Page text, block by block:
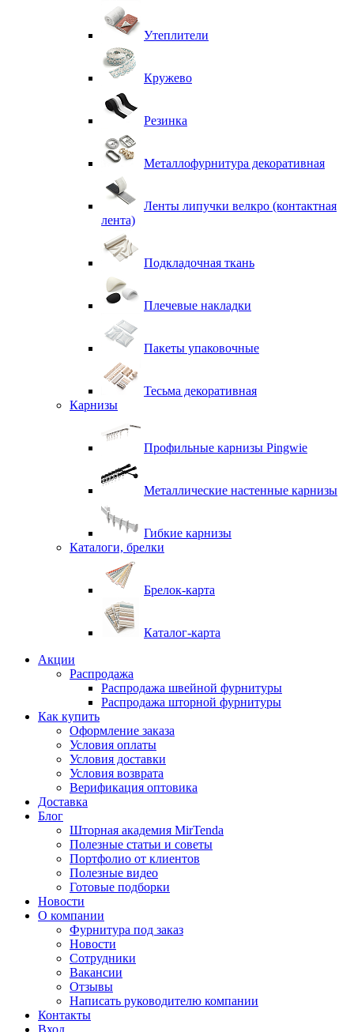
Утеплители
Кружево
Резинка
Металлофурнитура декоративная
Ленты липучки велкро (контактная
лента)
Подкладочная ткань
Плечевые накладки
Пакеты упаковочные
Тесьма декоративная
Карнизы
Профильные карнизы Pingwie
Металлические настенные карнизы
Гибкие карнизы
Каталоги, брелки
Брелок-карта
Каталог-карта
Акции
Распродажа
Распродажа швейной фурнитуры
Распродажа шторной фурнитуры
Как купить
Оформление заказа
Условия оплаты
Условия доставки
Условия возврата
Верификация оптовика
Доставка
Блог
Шторная академия MirTenda
Полезные статьи и советы
Портфолио от клиентов
Полезные видео
Готовые подборки
Новости
О компании
Фурнитура под заказ
Новости
Сотрудники
Вакансии
Отзывы
Написать руководителю компании
Контакты
Вход